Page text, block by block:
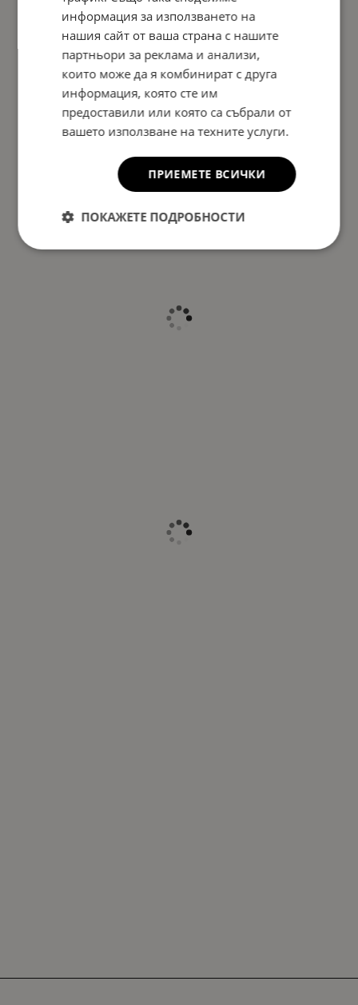
информация за използването на
нашия сайт от ваша страна с нашите
партньори за реклама и анализи,
които може да я комбинират с друга
информация, която сте им
предоставили или която са събрали от
вашето използване на техните услуги.
ПРИЕМЕТЕ ВСИЧКИ
ПОКАЖЕТЕ ПОДРОБНОСТИ